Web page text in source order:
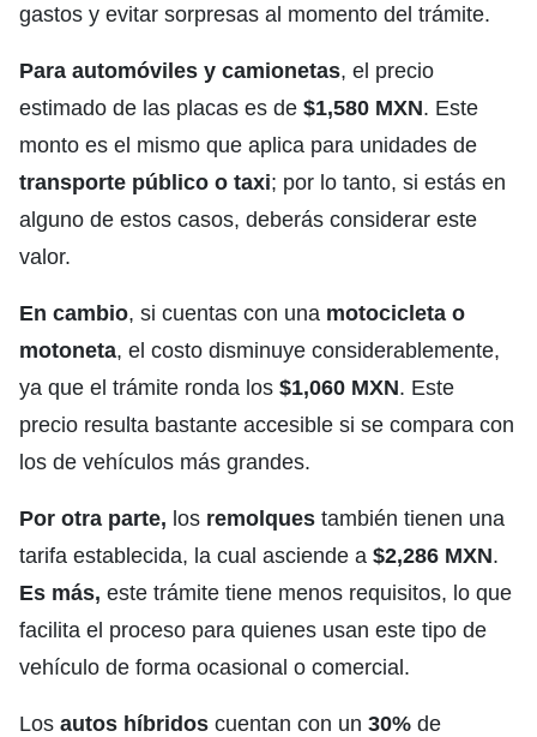
gastos y evitar sorpresas al momento del trámite.
Para automóviles y camionetas, el precio
estimado de las placas es de $1,580 MXN. Este
monto es el mismo que aplica para unidades de
transporte público o taxi; por lo tanto, si estás en
alguno de estos casos, deberás considerar este
valor.
En cambio, si cuentas con una motocicleta o
motoneta, el costo disminuye considerablemente,
ya que el trámite ronda los $1,060 MXN. Este
precio resulta bastante accesible si se compara con
los de vehículos más grandes.
Por otra parte, los remolques también tienen una
tarifa establecida, la cual asciende a $2,286 MXN.
Es más, este trámite tiene menos requisitos, lo que
facilita el proceso para quienes usan este tipo de
vehículo de forma ocasional o comercial.
Los autos híbridos cuentan con un 30% de